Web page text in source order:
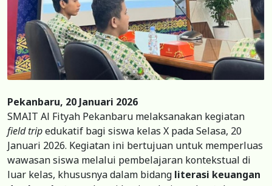
Pekanbaru, 20 Januari 2026
SMAIT Al Fityah Pekanbaru melaksanakan kegiatan
field tripedukatif bagi siswa kelas X pada Selasa, 20
Januari 2026. Kegiatan ini bertujuan untuk memperluas
wawasan siswa melalui pembelajaran kontekstual di
luar kelas, khususnya dalam bidang literasi keuangan